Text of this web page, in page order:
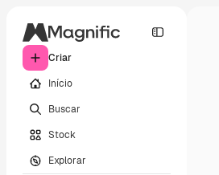
Criar
Início
Buscar
Stock
Explorar